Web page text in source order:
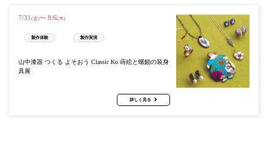
7/31 (金)〜 8/6(木)
製作体験 製作実演
山中漆器 つくる よそおう Classic Ko 蒔絵と螺鈿の装身
具展
詳しく見る